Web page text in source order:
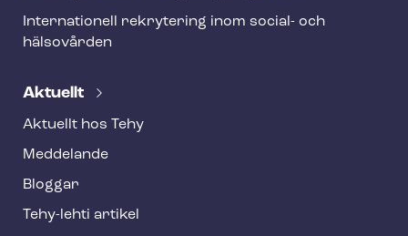
Internationell rekrytering inom social- och
hälsovården
Aktuellt
Aktuellt hos Tehy
Meddelande
Bloggar
Tehy-lehti artikel